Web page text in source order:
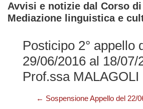
Avvisi e notizie dal Corso
Mediazione linguistica e
Posticipo 2° appello
29/06/2016 al 18/07/
Prof.ssa MALAGOLI
← Sospensione Appello del 22/